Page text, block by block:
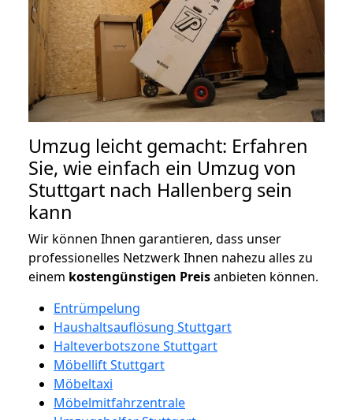
Umzug leicht gemacht: Erfahren
Sie, wie einfach ein Umzug von
Stuttgart nach Hallenberg sein
kann
Wir können Ihnen garantieren, dass unser
professionelles Netzwerk Ihnen nahezu alles zu
einem kostengünstigen Preisanbieten können.
Entrümpelung
Haushaltsauflösung Stuttgart
Halteverbotszone Stuttgart
Möbellift Stuttgart
Möbeltaxi
Möbelmitfahrzentrale